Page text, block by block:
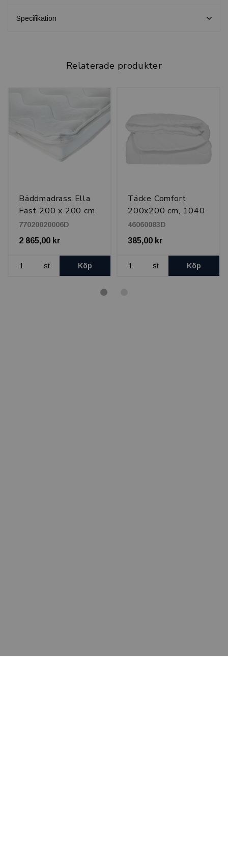
Specifikation
Relaterade produkter
Bäddmadrass Ella
Fast 200 x 200 cm
77020020006D
2 865,00 kr
st Köp
Täcke Comfort
200x200 cm, 1040
g
46060083D
385,00 kr
st Köp